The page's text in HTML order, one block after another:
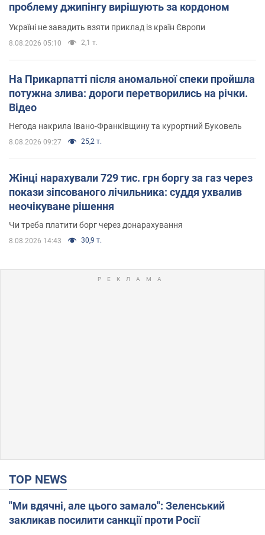
проблему джипінгу вирішують за кордоном
Україні не завадить взяти приклад із країн Європи
8.08.2026 05:10 2,1 т.
На Прикарпатті після аномальної спеки пройшла
потужна злива: дороги перетворились на річки.
Відео
Негода накрила Івано-Франківщину та курортний Буковель
8.08.2026 09:27 25,2 т.
Жінці нарахували 729 тис. грн боргу за газ через
покази зіпсованого лічильника: суддя ухвалив
неочікуване рішення
Чи треба платити борг через донарахування
8.08.2026 14:43 30,9 т.
TOP NEWS
"Ми вдячні, але цього замало": Зеленський
закликав посилити санкції проти Росії